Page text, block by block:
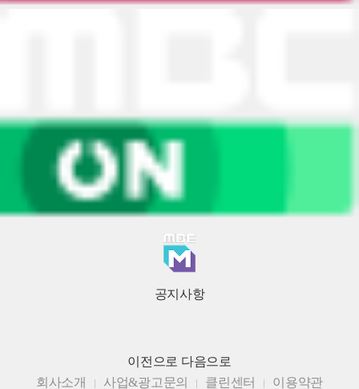
공지사항
이전으로 다음으로
회사소개
사업&광고문의 클린센터 이용약관